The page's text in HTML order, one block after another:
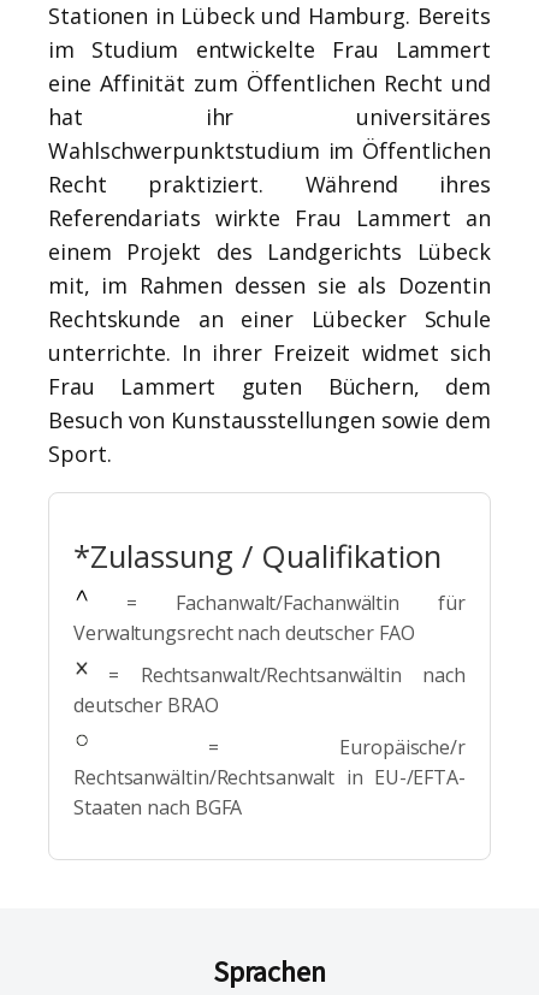
Stationen in Lübeck und Hamburg. Bereits
im Studium entwickelte Frau Lammert
eine Affinität zum Öffentlichen Recht und
hat ihr universitäres
Wahlschwerpunktstudium im Öffentlichen
Recht praktiziert. Während ihres
Referendariats wirkte Frau Lammert an
einem Projekt des Landgerichts Lübeck
mit, im Rahmen dessen sie als Dozentin
Rechtskunde an einer Lübecker Schule
unterrichte. In ihrer Freizeit widmet sich
Frau Lammert guten Büchern, dem
Besuch von Kunstausstellungen sowie dem
Sport.
*Zulassung / Qualifikation
= Fachanwalt/Fachanwältin für
Verwaltungsrecht nach deutscher FAO
= Rechtsanwalt/Rechtsanwältin nach
deutscher BRAO
= Europäische/r
Rechtsanwältin/Rechtsanwalt in EU-/EFTA-
Staaten nach BGFA
Sprachen